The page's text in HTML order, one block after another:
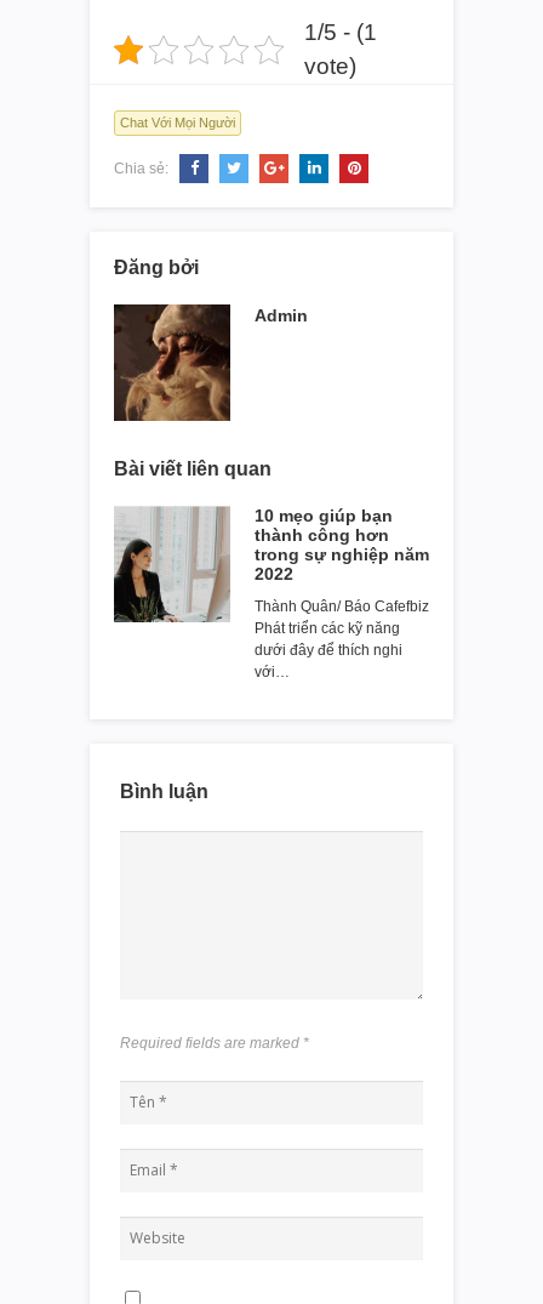
1/5 - (1
vote)
Chat Với Mọi Người
Chia sẻ:
Đăng bởi
Admin
Bài viết liên quan
10 mẹo giúp bạn
thành công hơn
trong sự nghiệp năm
2022
Thành Quân/ Báo Cafefbiz
Phát triển các kỹ năng
dưới đây để thích nghi
với…
Bình luận
Required fields are marked *